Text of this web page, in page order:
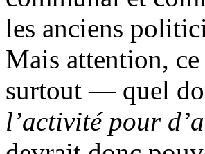
les anciens
Mais attention, ce
surtout — quel
l’activité pour